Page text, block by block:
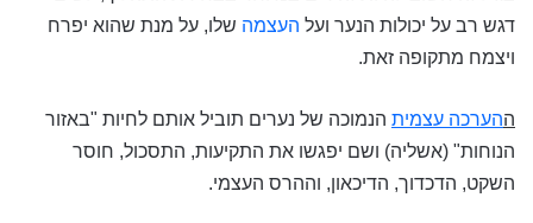
דגש רב על יכולות הנער ועל העצמה שלו, על מנת שהוא יפרח
ויצמח מתקופה זאת.
ההערכה עצמית הנמוכה של נערים תוביל אותם לחיות "באזור
הנוחות" (אשליה) ושם יפגשו את התקיעות, התסכול, חוסר
השקט, הדכדוך, הדיכאון, וההרס העצמי.